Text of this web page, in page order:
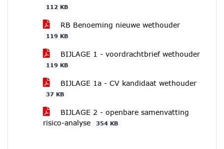
112 KB
RB Benoeming nieuwe wethouder
119 KB
BIJLAGE 1 - voordrachtbrief wethouder
119 KB
BIJLAGE 1a - CV kandidaat wethouder
37 KB
BIJLAGE 2 - openbare samenvatting
risico-analyse
354 KB